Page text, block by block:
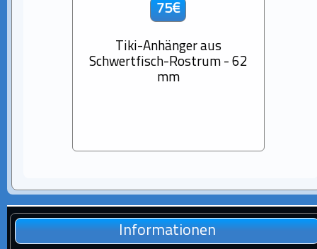
75€
Tiki-Anhänger aus
Schwertfisch-Rostrum - 62
mm
Informationen